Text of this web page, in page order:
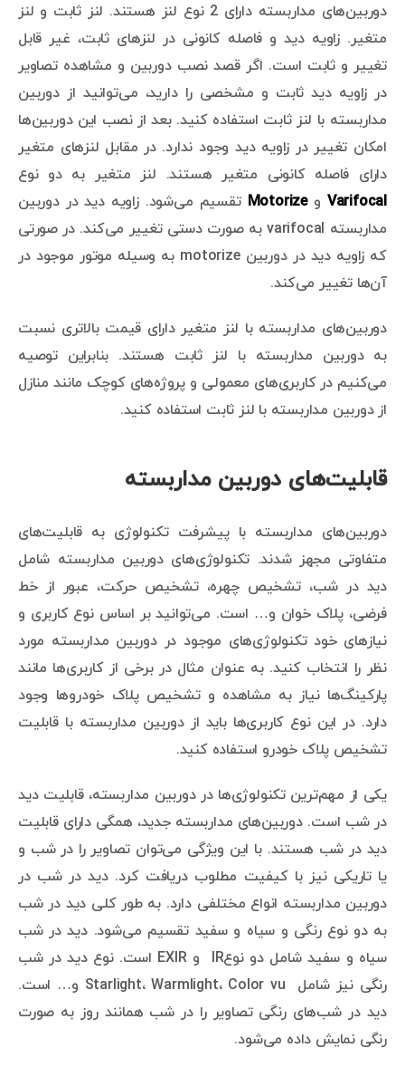
دوربین‌های مداربسته دارای 2 نوع لنز هستند. لنز ثابت و لنز
متغیر. زاویه دید و فاصله کانونی در لنزهای ثابت، غیر قابل
تغییر و ثابت است. اگر قصد نصب دوربین و مشاهده تصاویر
در زاویه دید ثابت و مشخصی را دارید، می‌توانید از دوربین
مداربسته با لنز ثابت استفاده کنید. بعد از نصب این دوربین‌ها
امکان تغییر در زاویه دید وجود ندارد. در مقابل لنزهای متغیر
دارای فاصله کانونی متغیر هستند. لنز متغیر به دو نوع
Varifocal وMotorize تقسیم می‌شود. زاویه دید در دوربین
مداربسته varifocal به صورت دستی تغییر می‌کند. در صورتی
که زاویه دید در دوربین motorize به وسیله موتور موجود در
آن‌ها تغییر می‌کند.
دوربین‌های مداربسته با لنز متغیر دارای قیمت بالاتری نسبت
به دوربین مداربسته با لنز ثابت هستند. بنابراین توصیه
می‌کنیم در کاربری‌های معمولی و پروژه‌های کوچک مانند منازل
از دوربین مداربسته با لنز ثابت استفاده کنید.
قابلیت‌های دوربین مداربسته
دوربین‌های مداربسته با پیشرفت تکنولوژی به قابلیت‌های
متفاوتی مجهز شدند. تکنولوژی‌های دوربین مداربسته شامل
دید در شب، تشخیص چهره، تشخیص حرکت، عبور از خط
فرضی، پلاک خوان و… است. می‌توانید بر اساس نوع کاربری و
نیازهای خود تکنولوژی‌های موجود در دوربین مداربسته مورد
نظر را انتخاب کنید. به عنوان مثال در برخی از کاربری‌ها مانند
پارکینگ‌ها نیاز به مشاهده و تشخیص پلاک خودروها وجود
دارد. در این نوع کاربری‌ها باید از دوربین مداربسته با قابلیت
تشخیص پلاک خودرو استفاده کنید.
یکی از مهم‌ترین تکنولوژی‌ها در دوربین مداربسته، قابلیت دید
در شب است. دوربین‌های مداربسته جدید، همگی دارای قابلیت
دید در شب هستند. با این ویژگی می‌توان تصاویر را در شب و
یا تاریکی نیز با کیفیت مطلوب دریافت کرد. دید در شب در
دوربین مداربسته انواع مختلفی دارد. به طور کلی دید در شب
به دو نوع رنگی و سیاه و سفید تقسیم می‌شود. دید در شب
سیاه و سفید شامل دو نوعIR و EXIR است. نوع دید در شب
رنگی نیز شامل Starlight، Warmlight، Color vu و… است.
دید در شب‌های رنگی تصاویر را در شب همانند روز به صورت
رنگی نمایش داده می‌شود.